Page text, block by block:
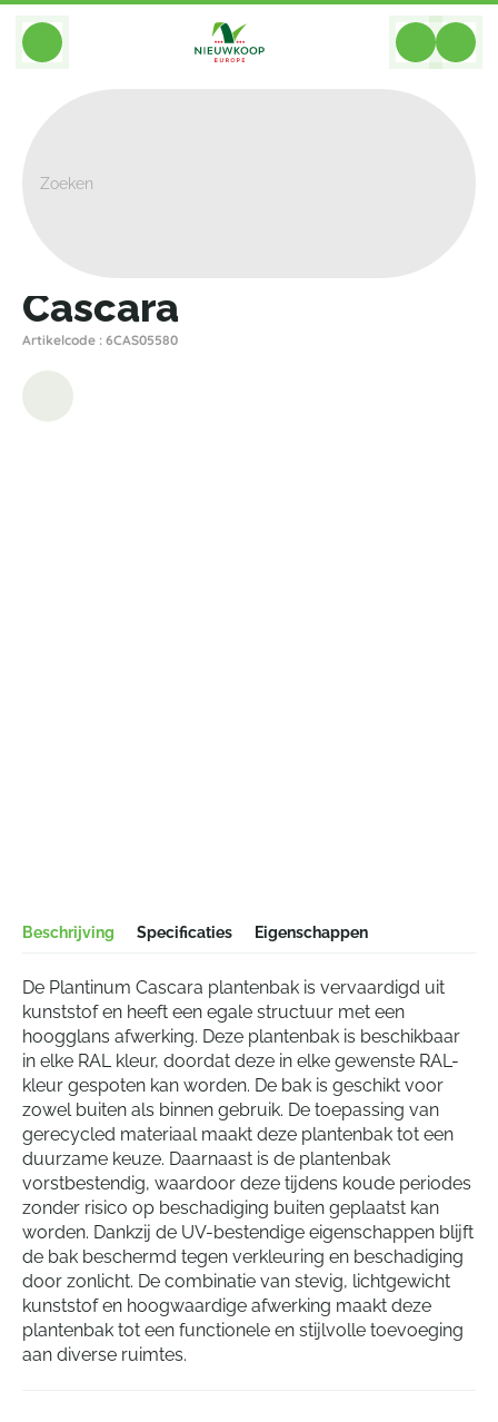
BACK
Cascara
Artikelcode : 6CAS05580
Beschrijving Specificaties Eigenschappen
De Plantinum Cascara plantenbak is vervaardigd uit
kunststof en heeft een egale structuur met een
hoogglans afwerking. Deze plantenbak is beschikbaar
in elke RAL kleur, doordat deze in elke gewenste RAL-
kleur gespoten kan worden. De bak is geschikt voor
zowel buiten als binnen gebruik. De toepassing van
gerecycled materiaal maakt deze plantenbak tot een
duurzame keuze. Daarnaast is de plantenbak
vorstbestendig, waardoor deze tijdens koude periodes
zonder risico op beschadiging buiten geplaatst kan
worden. Dankzij de UV-bestendige eigenschappen blijft
de bak beschermd tegen verkleuring en beschadiging
door zonlicht. De combinatie van stevig, lichtgewicht
kunststof en hoogwaardige afwerking maakt deze
plantenbak tot een functionele en stijlvolle toevoeging
aan diverse ruimtes.